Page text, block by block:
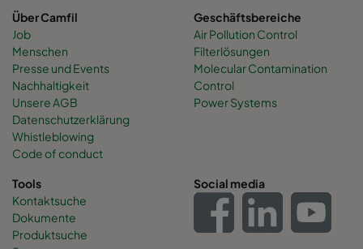
Über Camfil
Job
Menschen
Presse und Events
Nachhaltigkeit
Unsere AGB
Datenschutzerklärung
Whistleblowing
Code of conduct
Geschäftsbereiche
Air Pollution Control
Filterlösungen
Molecular Contamination
Control
Power Systems
Tools
Kontaktsuche
Dokumente
Produktsuche
Social media